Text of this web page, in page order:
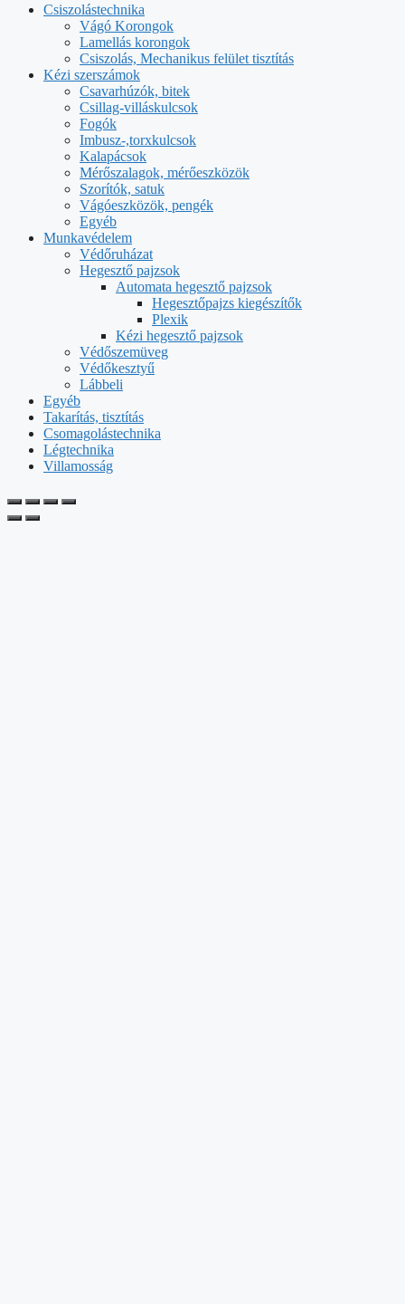
Csiszolástechnika
Vágó Korongok
Lamellás korongok
Csiszolás, Mechanikus felület tisztítás
Kézi szerszámok
Csavarhúzók, bitek
Csillag-villáskulcsok
Fogók
Imbusz-,torxkulcsok
Kalapácsok
Mérőszalagok, mérőeszközök
Szorítók, satuk
Vágóeszközök, pengék
Egyéb
Munkavédelem
Védőruházat
Hegesztő pajzsok
Automata hegesztő pajzsok
Hegesztőpajzs kiegészítők
Plexik
Kézi hegesztő pajzsok
Védőszemüveg
Védőkesztyű
Lábbeli
Egyéb
Takarítás, tisztítás
Csomagolástechnika
Légtechnika
Villamosság